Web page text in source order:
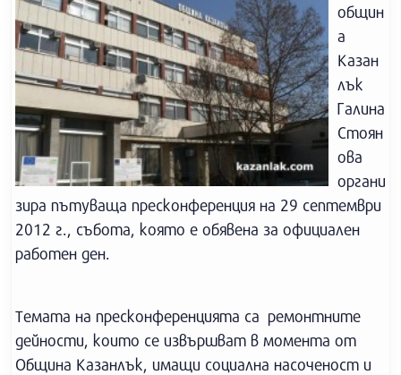
общин
а
Казан
лък
Галина
Стоян
ова
органи
зира пътуваща пресконференция на 29 септември
2012 г., събота, която е обявена за официален
работен ден.
Темата на пресконференцията са ремонтните
дейности, които се извършват в момента от
Община Казанлък, имащи социална насоченост и